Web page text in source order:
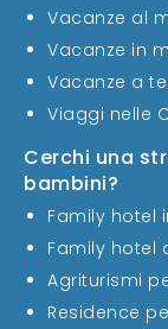
Vacanze al
Vacanze in
Vacanze a
Viaggi nelle
Cerchi una
bambini?
Family hotel
Family hotel
Agriturismi
Residence